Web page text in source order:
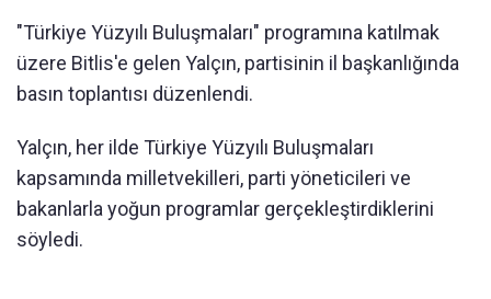
"Türkiye Yüzyılı Buluşmaları" programına katılmak
üzere Bitlis'e gelen Yalçın, partisinin il başkanlığında
basın toplantısı düzenlendi.
Yalçın, her ilde Türkiye Yüzyılı Buluşmaları
kapsamında milletvekilleri, parti yöneticileri ve
bakanlarla yoğun programlar gerçekleştirdiklerini
söyledi.